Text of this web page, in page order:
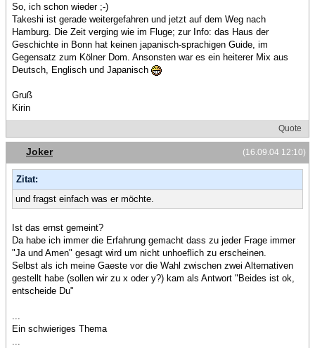
So, ich schon wieder ;-)
Takeshi ist gerade weitergefahren und jetzt auf dem Weg nach
Hamburg. Die Zeit verging wie im Fluge; zur Info: das Haus der
Geschichte in Bonn hat keinen japanisch-sprachigen Guide, im
Gegensatz zum Kölner Dom. Ansonsten war es ein heiterer Mix aus
Deutsch, Englisch und Japanisch
Gruß
Kirin
Quote
(16.09.04 12:10)
Joker
Zitat:
und fragst einfach was er möchte.
Ist das ernst gemeint?
Da habe ich immer die Erfahrung gemacht dass zu jeder Frage immer
"Ja und Amen" gesagt wird um nicht unhoeflich zu erscheinen.
Selbst als ich meine Gaeste vor die Wahl zwischen zwei Alternativen
gestellt habe (sollen wir zu x oder y?) kam als Antwort "Beides ist ok,
entscheide Du"
...
Ein schwieriges Thema
...